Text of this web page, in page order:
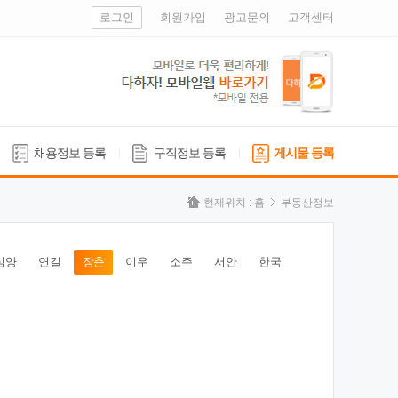
로그인 회원가입 광고문의 고객센터
채용정보 등록 구직정보 등록 게시물 등록
현재위치 : 홈 부동산정보
양 연길 장춘 이우 소주 서안 한국